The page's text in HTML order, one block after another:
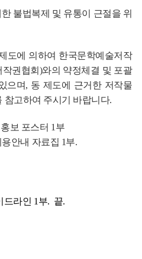
불법복제 및 유통이 근절을 위
도에 의하여 한국문학예술저작
권협회)와의 약정체결 및 포괄
으며, 동 제도에 근거한 저작물
참고하여 주시기 바랍니다.
보 포스터 1부
안내 자료집 1부.
라인 1부. 끝.